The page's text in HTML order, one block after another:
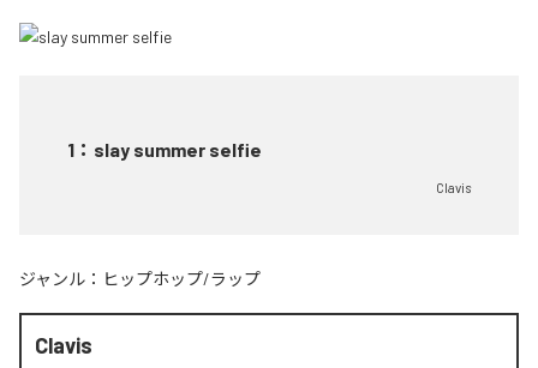
1 ： slay summer selfie
Clavis
ジャンル： ヒップホップ/ラップ
Clavis